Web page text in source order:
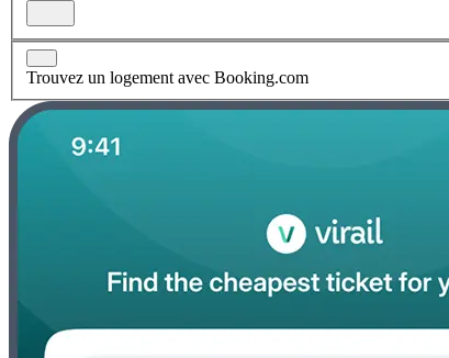
Trouvez un logement avec Booking.com